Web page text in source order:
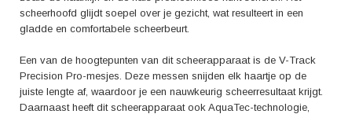
scheerapparaat dat aan al je verwachtingen voldoet. Bestel vandaag
nog en ervaar de moeiteloze precisie van dit geweldige
scheerhoofd glijdt soepel over je gezicht, wat resulteert in een
gladde en comfortabele scheerbeurt.
Een van de hoogtepunten van dit scheerapparaat is de V-Track
Precision Pro-mesjes. Deze messen snijden elk haartje op de
juiste lengte af, waardoor je een nauwkeurig scheerresultaat krijgt.
Daarnaast heeft dit scheerapparaat ook AquaTec-technologie,